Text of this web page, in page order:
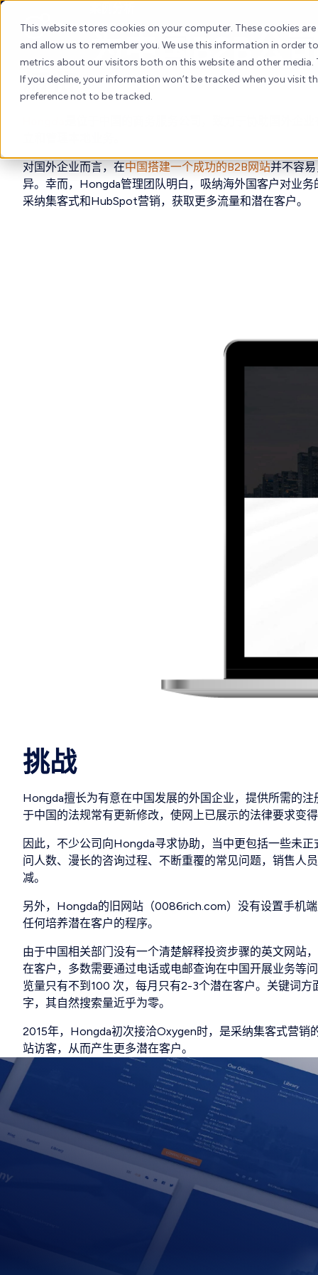
This website stores cookies on your computer. These cookies
and allow us to remember you. We use this information in order
metrics about our visitors both on this website and other media.
If you decline, your information won’t be tracked when you visit
preference not to be tracked.
Skip
content
为中国B2B公
概览
对国外企业而言，在中国搭建一个成功的B2B网站并不容
异。幸而，Hongda管理团队明白，吸纳海外国客户对业
采纳集客式和HubSpot营销，获取更多流量和潜在客户。
挑战
Hongda擅长为有意在中国发展的外国企业，提供所需的
于中国的法规常有更新修改，使网上已展示的法律要求变
因此，不少公司向Hongda寻求协助，当中更包括一些未
问人数、漫长的咨询过程、不断重覆的常见问题，销售人
减。
另外，Hongda的旧网站（0086rich.com）没有设置手机
任何培养潜在客户的程序。
由于中国相关部门没有一个清楚解释投资步骤的英文网站
在客户，多数需要通过电话或电邮查询在中国开展业务等
览量只有不到100 次，每月只有2-3个潜在客户。关键词方
字，其自然搜索量近乎为零。
2015年，Hongda初次接洽Oxygen时，是采纳集客式营销
站访客，从而产生更多潜在客户。